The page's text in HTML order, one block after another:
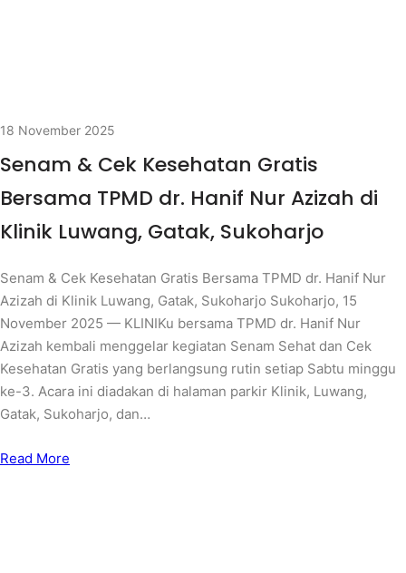
18 November 2025
Senam & Cek Kesehatan Gratis
Bersama TPMD dr. Hanif Nur Azizah di
Klinik Luwang, Gatak, Sukoharjo
Senam & Cek Kesehatan Gratis Bersama TPMD dr. Hanif Nur
Azizah di Klinik Luwang, Gatak, Sukoharjo Sukoharjo, 15
November 2025 — KLINIKu bersama TPMD dr. Hanif Nur
Azizah kembali menggelar kegiatan Senam Sehat dan Cek
Kesehatan Gratis yang berlangsung rutin setiap Sabtu minggu
ke-3. Acara ini diadakan di halaman parkir Klinik, Luwang,
Gatak, Sukoharjo, dan…
Read More